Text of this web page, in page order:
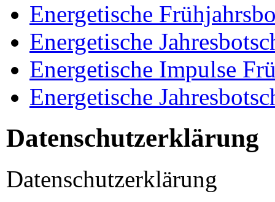
Energetische
Energetische
Energetische Impulse
Energetische
Datenschutzerklärung
Datenschutzerklärung